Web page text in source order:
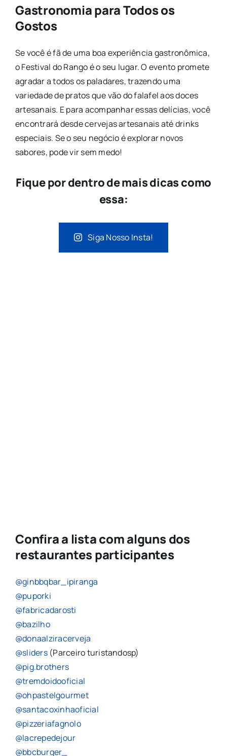
Gastronomia para Todos os
Gostos
Se você é fã de uma boa experiência gastronômica,
o Festival do Rango é o seu lugar. O evento promete
agradar a todos os paladares, trazendo uma
variedade de pratos que vão do falafel aos doces
artesanais. E para acompanhar essas delícias, você
encontrará desde cervejas artesanais até drinks
especiais. Se o seu negócio é explorar novos
sabores, pode vir sem medo!
Fique por dentro de mais dicas como
essa:
Siga Nosso Insta!
Confira a lista com alguns dos
restaurantes participantes
@ginbbqbar_ipiranga
@puporki
@fabricadarosti
@bazilho
@donaalziracerveja
@sliders(Parceiro turistandosp)
@pig.brothers
@tremdoidooficial
@ohpastelgourmet
@santacoxinhaoficial
@pizzeriafagnolo
@lacrepedejour
@bbcburger_